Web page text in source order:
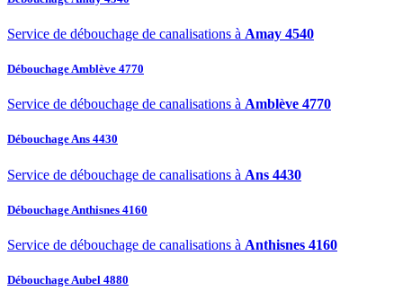
Service de débouchage de canalisations à Amay 4540
Débouchage Amblève 4770
Service de débouchage de canalisations à Amblève 4770
Débouchage Ans 4430
Service de débouchage de canalisations à Ans 4430
Débouchage Anthisnes 4160
Service de débouchage de canalisations à Anthisnes 4160
Débouchage Aubel 4880